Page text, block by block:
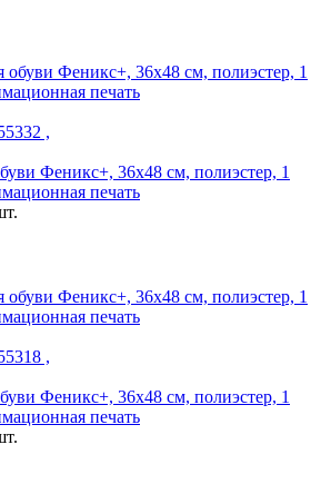
,
Феникс+, 36х48 см, полиэстер, 1
печать
,
Феникс+, 36х48 см, полиэстер, 1
печать